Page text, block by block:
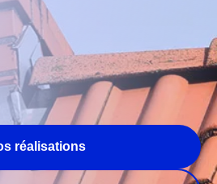
réalisations